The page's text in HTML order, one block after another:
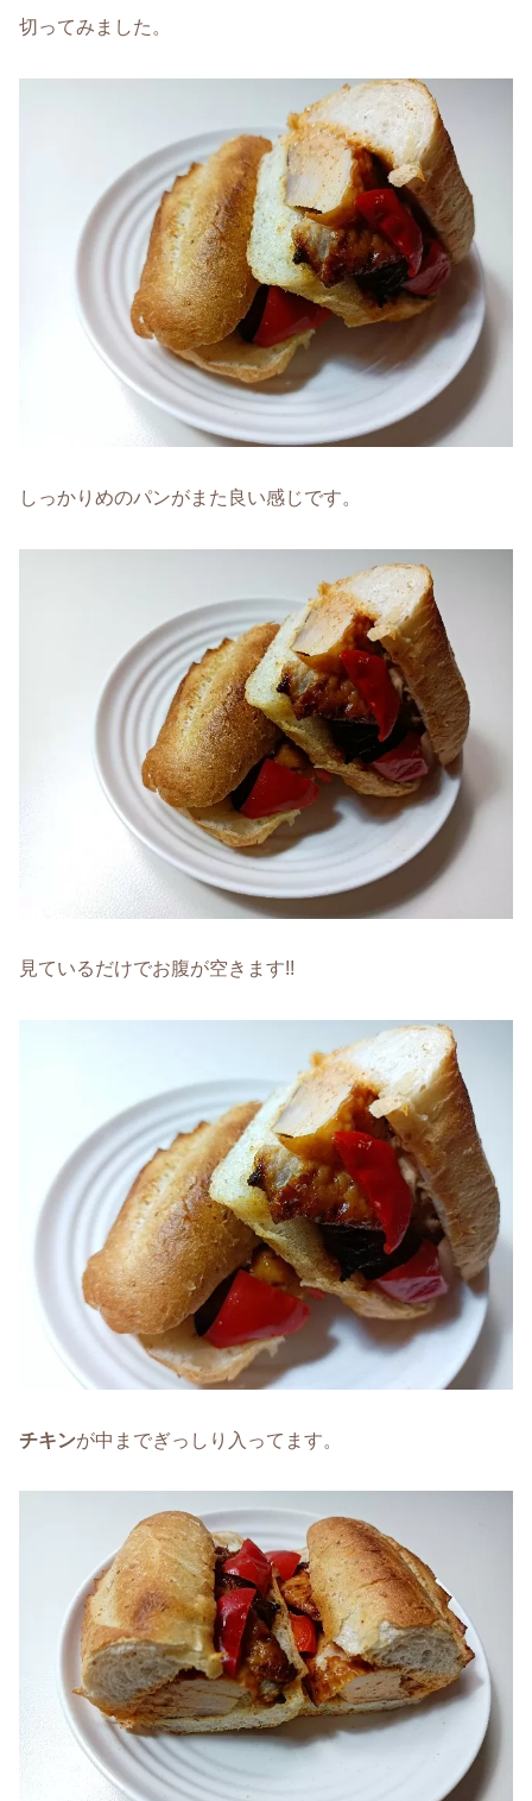
切ってみました。
しっかりめのパンがまた良い感じです。
見ているだけでお腹が空きます!!
チキンが中までぎっしり入ってます。